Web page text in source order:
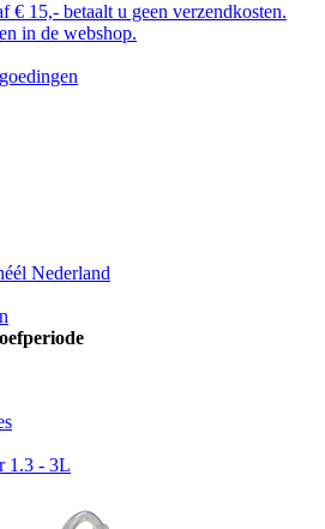
€ 15,- betaalt u geen verzendkosten.
in de webshop.
Nederland
1.3 - 3L